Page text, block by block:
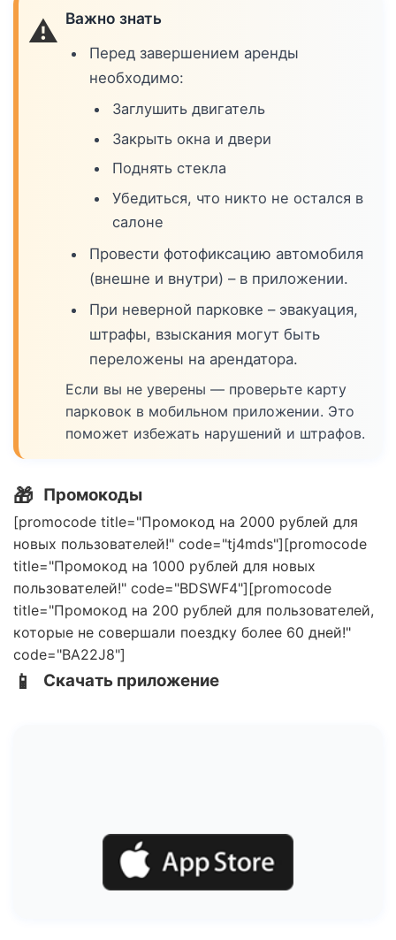
⚠️ Важно знать
Перед завершением аренды
необходимо:
Заглушить двигатель
Закрыть окна и двери
Поднять стекла
Убедиться, что никто не остался в
салоне
Провести фотофиксацию автомобиля
(внешне и внутри) – в приложении.
При неверной парковке – эвакуация,
штрафы, взыскания могут быть
переложены на арендатора.
Если вы не уверены — проверьте карту
парковок в мобильном приложении. Это
поможет избежать нарушений и штрафов.
🎁 Промокоды
[promocode title="Промокод на 2000 рублей для
новых пользователей!" code="tj4mds"][promocode
title="Промокод на 1000 рублей для новых
пользователей!" code="BDSWF4"][promocode
title="Промокод на 200 рублей для пользователей,
которые не совершали поездку более 60 дней!"
code="BA22J8"]
📱 Скачать приложение